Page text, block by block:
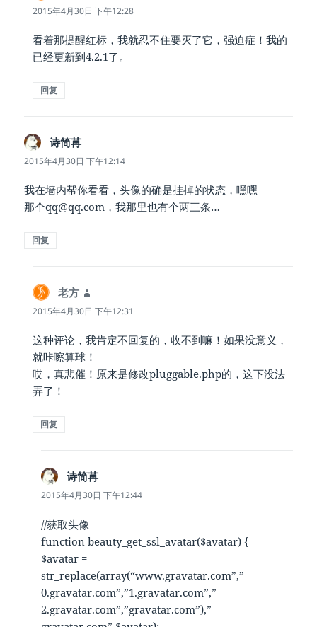
道：
2015年4月30日 下午12:28
看着那提醒红标，我就忍不住要灭了它，强迫症！我的
已经更新到4.2.1了。
回复
诗简苒
道：
2015年4月30日 下午12:14
我在墙内帮你看看，头像的确是挂掉的状态，嘿嘿
那个qq@qq.com，我那里也有个两三条…
回复
老方
道：
2015年4月30日 下午12:31
这种评论，我肯定不回复的，收不到嘛！如果没意义，
就咔嚓算球！
哎，真悲催！原来是修改pluggable.php的，这下没法
弄了！
回复
诗简苒
道：
2015年4月30日 下午12:44
//获取头像
function beauty_get_ssl_avatar($avatar) {
$avatar =
str_replace(array(“www.gravatar.com”,”
0.gravatar.com”,”1.gravatar.com”,”
2.gravatar.com”,”gravatar.com”),”